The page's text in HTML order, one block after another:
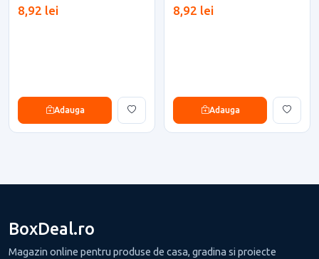
8,92 lei
Adauga
8,92 lei
Adauga
BoxDeal.ro
Magazin online pentru produse de casa, gradina si proiecte